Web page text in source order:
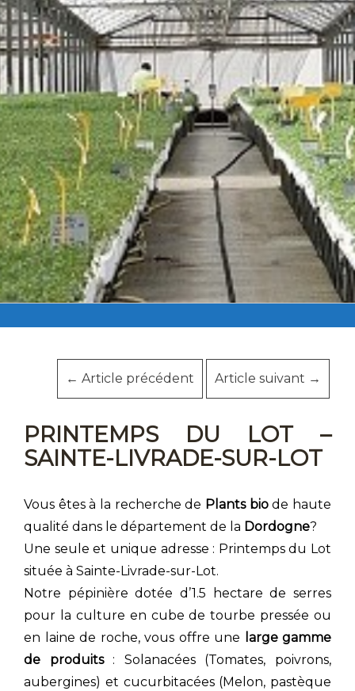
← Article précédent Article suivant →
PRINTEMPS DU LOT –
SAINTE-LIVRADE-SUR-LOT
Vous êtes à la recherche de Plants biode haute
qualité dans le département de la Dordogne?
Une seule et unique adresse : Printemps du Lot
située à Sainte-Livrade-sur-Lot.
Notre pépinière dotée d’1.5 hectare de serres
pour la culture en cube de tourbe pressée ou
en laine de roche, vous offre une
large gamme
de produits: Solanacées (Tomates, poivrons,
aubergines) et cucurbitacées (Melon, pastèque